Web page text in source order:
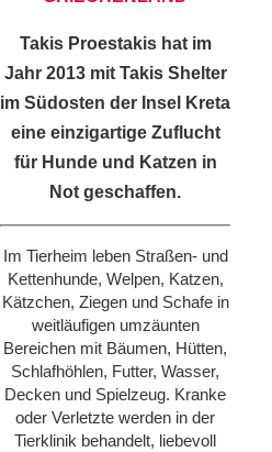
Takis Proestakis hat im
Jahr 2013 mit Takis Shelter
im Südosten der Insel Kreta
eine einzigartige Zuflucht
für Hunde und Katzen in
Not geschaffen.
Im Tierheim leben Straßen- und
Kettenhunde, Welpen, Katzen,
Kätzchen, Ziegen und Schafe in
weitläufigen umzäunten
Bereichen mit Bäumen, Hütten,
Schlafhöhlen, Futter, Wasser,
Decken und Spielzeug. Kranke
oder Verletzte werden in der
Tierklinik behandelt, liebevoll